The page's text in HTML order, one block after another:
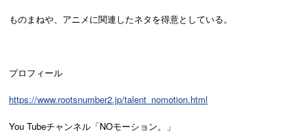
ものまねや、アニメに関連したネタを得意としている。
プロフィール
https://www.rootsnumber2.jp/talent_nomotion.html
You Tubeチャンネル「NOモーション。」